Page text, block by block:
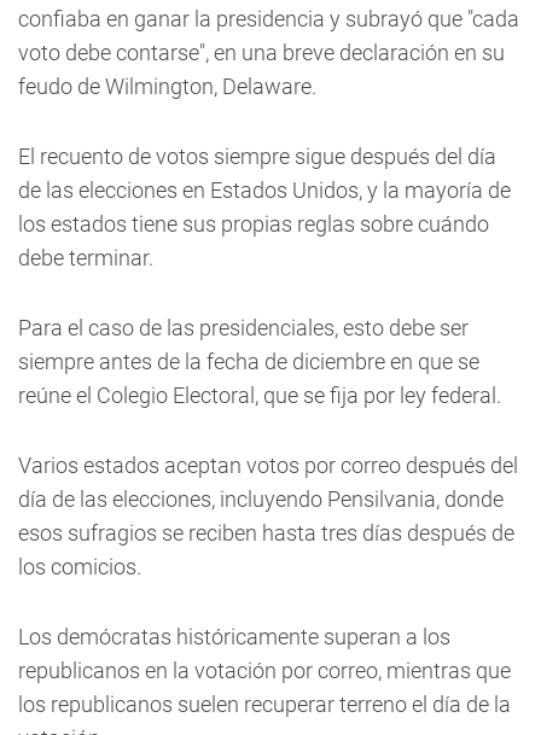
confiaba en ganar la presidencia y subrayó que "cada
voto debe contarse", en una breve declaración en su
feudo de Wilmington, Delaware.
El recuento de votos siempre sigue después del día
de las elecciones en Estados Unidos, y la mayoría de
los estados tiene sus propias reglas sobre cuándo
debe terminar.
Para el caso de las presidenciales, esto debe ser
siempre antes de la fecha de diciembre en que se
reúne el Colegio Electoral, que se fija por ley federal.
Varios estados aceptan votos por correo después del
día de las elecciones, incluyendo Pensilvania, donde
esos sufragios se reciben hasta tres días después de
los comicios.
Los demócratas históricamente superan a los
republicanos en la votación por correo, mientras que
los republicanos suelen recuperar terreno el día de la